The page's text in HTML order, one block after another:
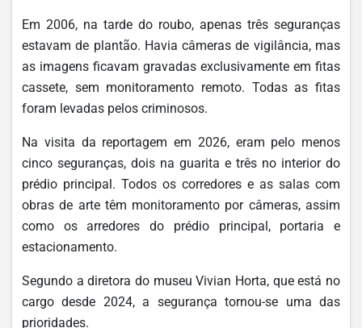
Em 2006, na tarde do roubo, apenas três seguranças
estavam de plantão. Havia câmeras de vigilância, mas
as imagens ficavam gravadas exclusivamente em fitas
cassete, sem monitoramento remoto. Todas as fitas
foram levadas pelos criminosos.
Na visita da reportagem em 2026, eram pelo menos
cinco seguranças, dois na guarita e três no interior do
prédio principal. Todos os corredores e as salas com
obras de arte têm monitoramento por câmeras, assim
como os arredores do prédio principal, portaria e
estacionamento.
Segundo a diretora do museu Vivian Horta, que está no
cargo desde 2024, a segurança tornou-se uma das
prioridades.